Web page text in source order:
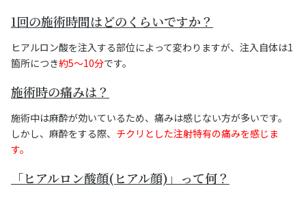
1回の施術時間はどのくらいですか？
ヒアルロン酸を注入する部位によって変わりますが、注入自体は1
箇所につき約5〜10分です。
施術時の痛みは？
施術中は麻酔が効いているため、痛みは感じない方が多いです。
しかし、麻酔をする際、 チクリとした注射特有の痛みを感じま
す。
「ヒアルロン酸顔(ヒアル顔)」って何？